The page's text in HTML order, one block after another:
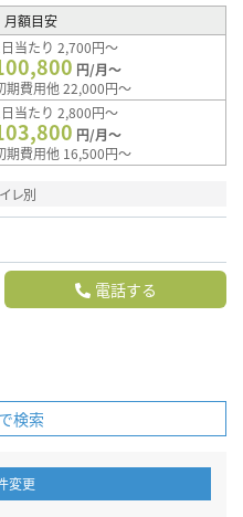
月額目安
当たり 2,700円～
円/月～
期費用他 22,000円～
当たり 2,800円～
円/月～
期費用他 16,500円～
レ別
電話する
検索
変更